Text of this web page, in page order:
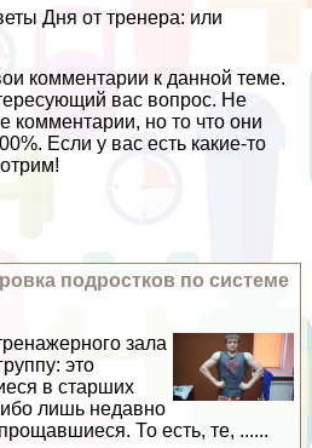
Дня от тренера: или
комментарии к данной теме.
вас вопрос. Не
комментарии, но то что они
Если у вас есть какие-то
подростков по системе
зала
это
в старших
лишь недавно
То есть, те, ......